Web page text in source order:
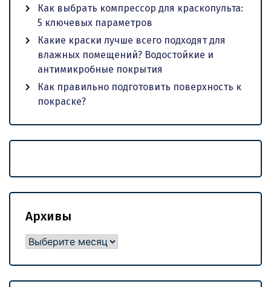
Как выбрать компрессор для краскопульта:
5 ключевых параметров
Какие краски лучше всего подходят для
влажных помещений? Водостойкие и
антимикробные покрытия
Как правильно подготовить поверхность к
покраске?
Архивы
Архивы